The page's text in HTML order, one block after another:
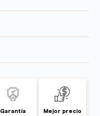
Garantía Mejor precio